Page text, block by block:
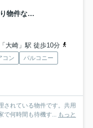
PREMIUM CUBE 品川大崎【おとり物件なし】#学生・社会人にオススメ！初期費用分割払いOK！
大崎」駅 徒歩10分
コン
バルコニー
されている物件です。共用
で何時間も待機す... もっと